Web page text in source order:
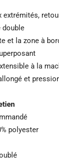
extrémités,
double
et la zone à
à la
et
polyester